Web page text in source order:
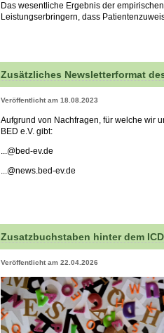
Das wesentliche Ergebnis der
Leistungserbringern, dass
Zusätzliches Newsletterformat
Veröffentlicht am 18.08.2023
Aufgrund von Nachfragen, für welche wir
BED e.V. gibt:
...@bed-ev.de
...@news.bed-ev.de
Zusatzbuchstaben hinter dem
Veröffentlicht am 22.04.2026